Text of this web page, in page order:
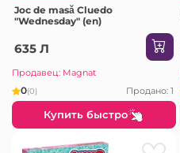
Joc de masă Cluedo
"Wednesday" (en)
635 Л
Продавец: Magnat
0(0) Продано: 1
Купить быстро